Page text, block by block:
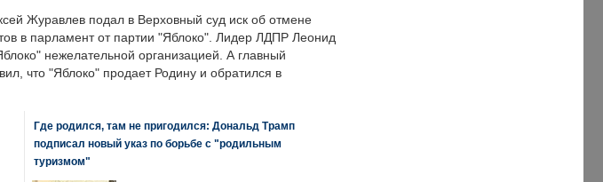
Журавлев подал в Верховный суд иск об отмене
в парламент от партии "Яблоко". Лидер ЛДПР Леонид
нежелательной организацией. А главный
что "Яблоко" продает Родину и обратился в
Где родился, там не пригодился: Дональд Трамп
подписал новый указ по борьбе с "родильным
туризмом"